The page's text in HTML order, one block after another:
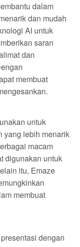
dalam
dan mudah
AI untuk
saran
dan
membuat
untuk
yang lebih menarik
macam
digunakan untuk
itu, Emaze
membuat
dengan